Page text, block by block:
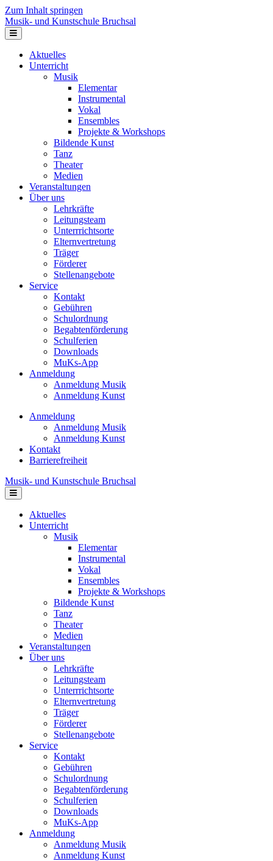
Zum Inhalt springen
Musik- und Kunstschule Bruchsal
Navigation
Aktuelles
Unterricht
Musik
Elementar
Instrumental
Vokal
Ensembles
Projekte & Workshops
Bildende Kunst
Tanz
Theater
Medien
Veranstaltungen
Über uns
Lehrkräfte
Leitungsteam
Unterrrichtsorte
Elternvertretung
Träger
Förderer
Stellenangebote
Service
Kontakt
Gebühren
Schulordnung
Begabtenförderung
Schulferien
Downloads
MuKs-App
Anmeldung
Anmeldung Musik
Anmeldung Kunst
Anmeldung
Anmeldung Musik
Anmeldung Kunst
Kontakt
Barrierefreiheit
Musik- und Kunstschule Bruchsal
Navigation
Aktuelles
Unterricht
Musik
Elementar
Instrumental
Vokal
Ensembles
Projekte & Workshops
Bildende Kunst
Tanz
Theater
Medien
Veranstaltungen
Über uns
Lehrkräfte
Leitungsteam
Unterrrichtsorte
Elternvertretung
Träger
Förderer
Stellenangebote
Service
Kontakt
Gebühren
Schulordnung
Begabtenförderung
Schulferien
Downloads
MuKs-App
Anmeldung
Anmeldung Musik
Anmeldung Kunst